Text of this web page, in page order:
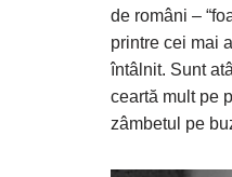
de români –
printre cei mai
întâlnit. Sunt
ceartă mult pe
zâmbetul pe